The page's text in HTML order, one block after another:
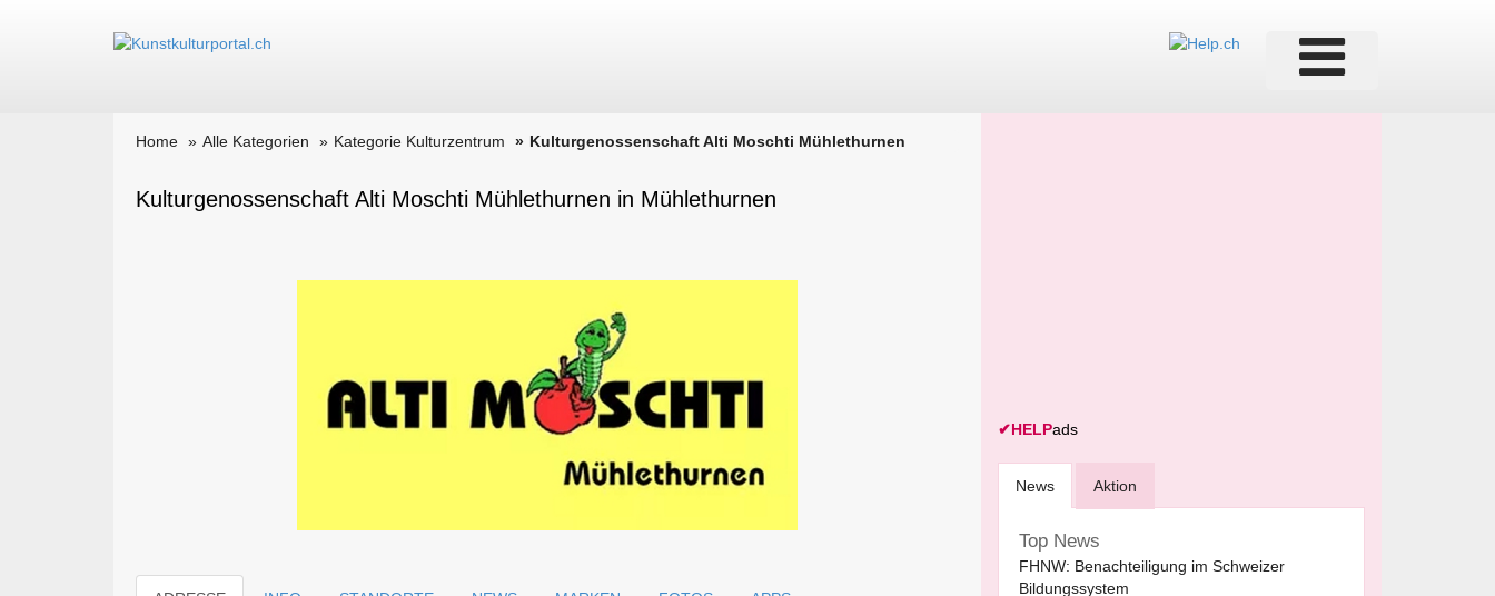
Home Alle Kategorien Kategorie Kulturzentrum Kulturgenossenschaft Alti Moschti Mühlethurnen
Kulturgenossenschaft Alti Moschti Mühlethurnen in Mühlethurnen
✔HELPads
News Aktion
Top News
FHNW: Benachteiligung im Schweizer
Bildungssystem